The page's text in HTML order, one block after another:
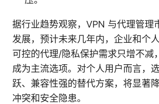
据行业趋势观察，VPN 与代理管理
发展，预计未来几年内，企业和个
可控的代理/隐私保护需求只增不减
成为主流选项。对个人用户而言，
跃、兼容性强的替代方案，将显著
冲突和安全隐患。